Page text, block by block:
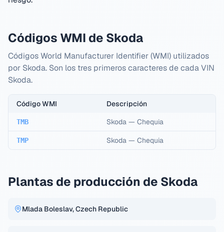
Códigos WMI de Skoda
Códigos World Manufacturer Identifier (WMI) utilizados
por Skoda. Son los tres primeros caracteres de cada VIN
Skoda.
Código WMI Descripción
TMB Skoda — Chequia
TMP Skoda — Chequia
Plantas de producción de Skoda
Mlada Boleslav, Czech Republic